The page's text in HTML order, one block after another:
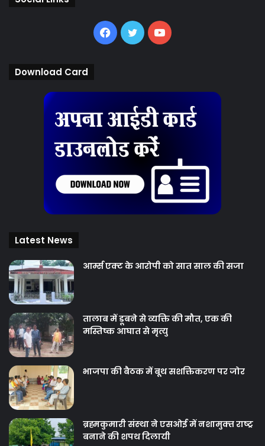
Facebook
TwitterYouTube
Download Card
Latest News
आर्म्स एक्ट के आरोपी को सात साल की सजा
तालाब में डूबने से व्यक्ति की मौत, एक की
मस्तिष्क आघात से मृत्यु
भाजपा की बैठक में बूथ सशक्तिकरण पर जोर
ब्रह्मकुमारी संस्‍था ने एसओई में नशामुक्‍त राष्‍ट्र
बनाने की शपथ दिलायी